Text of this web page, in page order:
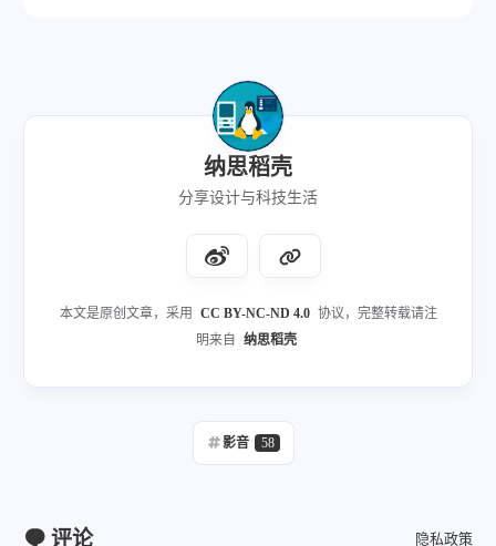
纳思稻壳
分享设计与科技生活
本文是原创文章，采用 CC BY-NC-ND 4.0 协议，完整转载请注
明来自
纳思稻壳
影音 58
评论 隐私政策